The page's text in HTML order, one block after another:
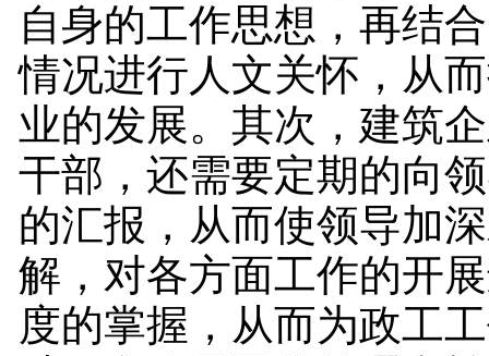
自身的工作思想，再结
情况进行人文关怀，从
业的发展。其次，建筑
干部，还需要定期的向
的汇报，从而使领导加
解，对各方面工作的开
度的掌握，从而为政工